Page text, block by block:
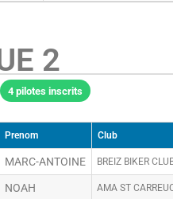
2
4 pilotes inscrits
Prenom Club
MARC-ANTOINE BREIZ BIKER CLUB
NOAH AMA ST CARREUC